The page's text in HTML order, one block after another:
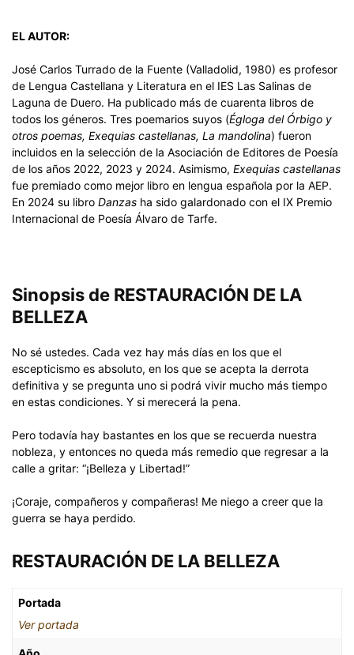
EL AUTOR:
José Carlos Turrado de la Fuente (Valladolid, 1980) es profesor
de Lengua Castellana y Literatura en el IES Las Salinas de
Laguna de Duero. Ha publicado más de cuarenta libros de
todos los géneros. Tres poemarios suyos (Égloga del Órbigo y
otros poemas, Exequias castellanas, La mandolina) fueron
incluidos en la selección de la Asociación de Editores de Poesía
de los años 2022, 2023 y 2024. Asimismo, Exequias castellanas
fue premiado como mejor libro en lengua española por la AEP.
En 2024 su libro Danzas ha sido galardonado con el IX Premio
Internacional de Poesía Álvaro de Tarfe.
Sinopsis de RESTAURACIÓN DE LA
BELLEZA
No sé ustedes. Cada vez hay más días en los que el
escepticismo es absoluto, en los que se acepta la derrota
definitiva y se pregunta uno si podrá vivir mucho más tiempo
en estas condiciones. Y si merecerá la pena.
Pero todavía hay bastantes en los que se recuerda nuestra
nobleza, y entonces no queda más remedio que regresar a la
calle a gritar: “¡Belleza y Libertad!”
¡Coraje, compañeros y compañeras! Me niego a creer que la
guerra se haya perdido.
RESTAURACIÓN DE LA BELLEZA
Portada
Ver portada